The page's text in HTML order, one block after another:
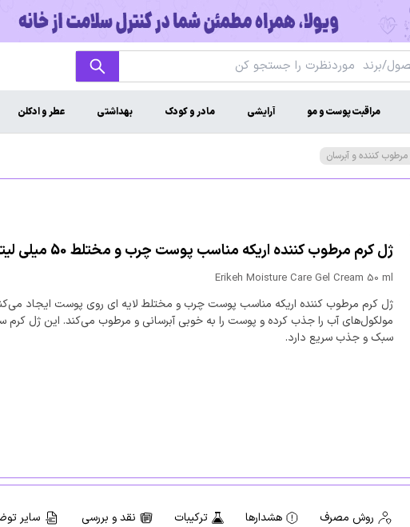
مراقبت پوست و مو آرایشی مادر و کودک بهداشتی عطر و ادکلن
مرطوب کننده و آبرسان
ژل کرم مرطوب کننده اریکه مناسب پوست چرب و مختلط 50 میلی لیتر
Erikeh Moisture Care Gel Cream 50 ml
ژل کرم مرطوب کننده اریکه مناسب پوست چرب و مختلط لایه ای روی پوست ایجاد
مولکول‌های آب را جذب کرده و پوست را به خوبی آبرسانی و مرطوب می‌کند. این ژل کرم
سبک و جذب سریع دارد.
روش مصرف هشدارها ترکیبات نقد و بررسی سایر